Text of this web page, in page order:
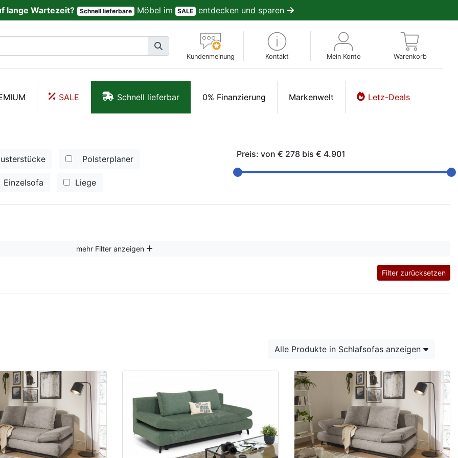
lange Wartezeit? Schnell lieferbare Möbel im SALE entdecken und sparen
Kundenmeinung Kontakt Mein Konto Warenkorb
SALE Schnell lieferbar 0% Finanzierung Markenwelt Letz-Deals
Polsterplaner
Einzelsofa Liege
Preis: von € 278 bis € 4.901
mehr Filter anzeigen
Filter zurücksetzen
Alle Produkte in Schlafsofas anzeigen